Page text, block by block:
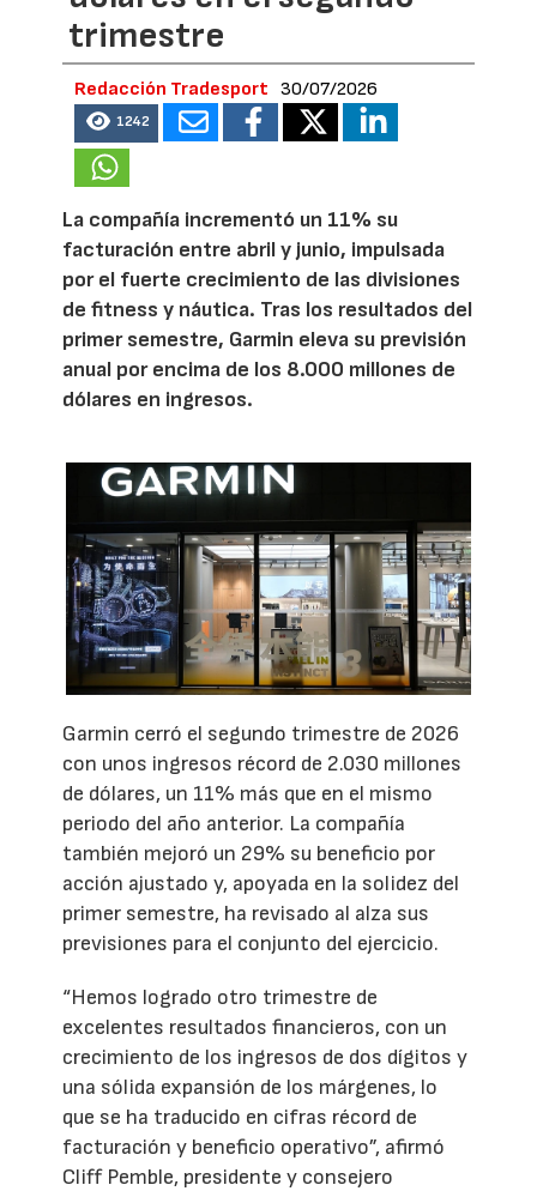
trimestre
Redacción Tradesport 30/07/2026
1242
La compañía incrementó un 11% su
facturación entre abril y junio, impulsada
por el fuerte crecimiento de las divisiones
de fitness y náutica. Tras los resultados del
primer semestre, Garmin eleva su previsión
anual por encima de los 8.000 millones de
dólares en ingresos.
Garmin cerró el segundo trimestre de 2026
con unos ingresos récord de 2.030 millones
de dólares, un 11% más que en el mismo
periodo del año anterior. La compañía
también mejoró un 29% su beneficio por
acción ajustado y, apoyada en la solidez del
primer semestre, ha revisado al alza sus
previsiones para el conjunto del ejercicio.
“Hemos logrado otro trimestre de
excelentes resultados financieros, con un
crecimiento de los ingresos de dos dígitos y
una sólida expansión de los márgenes, lo
que se ha traducido en cifras récord de
facturación y beneficio operativo”, afirmó
Cliff Pemble, presidente y consejero